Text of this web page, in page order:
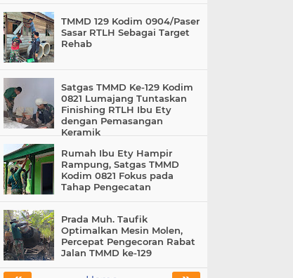
TMMD 129 Kodim 0904/Paser
Sasar RTLH Sebagai Target
Rehab
Satgas TMMD Ke-129 Kodim
0821 Lumajang Tuntaskan
Finishing RTLH Ibu Ety
dengan Pemasangan
Keramik
Rumah Ibu Ety Hampir
Rampung, Satgas TMMD
Kodim 0821 Fokus pada
Tahap Pengecatan
Prada Muh. Taufik
Optimalkan Mesin Molen,
Percepat Pengecoran Rabat
Jalan TMMD ke-129